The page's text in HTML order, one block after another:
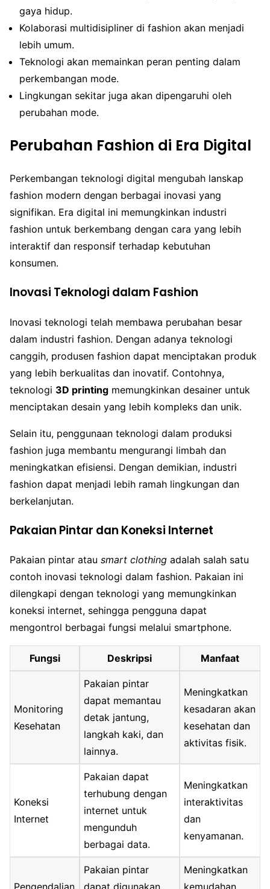
gaya hidup.
Kolaborasi multidisipliner di fashion akan menjadi
lebih umum.
Teknologi akan memainkan peran penting dalam
perkembangan mode.
Lingkungan sekitar juga akan dipengaruhi oleh
perubahan mode.
Perubahan Fashion di Era Digital
Perkembangan teknologi digital mengubah lanskap
fashion modern dengan berbagai inovasi yang
signifikan. Era digital ini memungkinkan industri
fashion untuk berkembang dengan cara yang lebih
interaktif dan responsif terhadap kebutuhan
konsumen.
Inovasi Teknologi dalam Fashion
Inovasi teknologi telah membawa perubahan besar
dalam industri fashion. Dengan adanya teknologi
canggih, produsen fashion dapat menciptakan produk
yang lebih berkualitas dan inovatif. Contohnya,
teknologi 3D printing memungkinkan desainer untuk
menciptakan desain yang lebih kompleks dan unik.
Selain itu, penggunaan teknologi dalam produksi
fashion juga membantu mengurangi limbah dan
meningkatkan efisiensi. Dengan demikian, industri
fashion dapat menjadi lebih ramah lingkungan dan
berkelanjutan.
Pakaian Pintar dan Koneksi Internet
Pakaian pintar atau smart clothing adalah salah satu
contoh inovasi teknologi dalam fashion. Pakaian ini
dilengkapi dengan teknologi yang memungkinkan
koneksi internet, sehingga pengguna dapat
mengontrol berbagai fungsi melalui smartphone.
Fungsi Deskripsi Manfaat
Monitoring
Kesehatan
Pakaian pintar
dapat memantau
detak jantung,
langkah kaki, dan
lainnya.
Meningkatkan
kesadaran akan
kesehatan dan
aktivitas fisik.
Koneksi
Internet
Pakaian dapat
terhubung dengan
internet untuk
mengunduh
berbagai data.
Meningkatkan
interaktivitas
dan
kenyamanan.
Pakaian pintar
Meningkatkan